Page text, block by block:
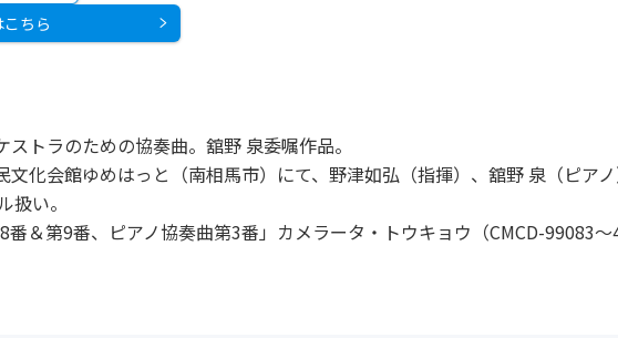
ちら
トラのための協奏曲。舘野 泉委嘱作品。
文化会館ゆめはっと（南相馬市）にて、野津如弘（指揮）、舘野 泉（ピア
い。
＆第9番、ピアノ協奏曲第3番」カメラータ・トウキョウ（CMCD-99083～